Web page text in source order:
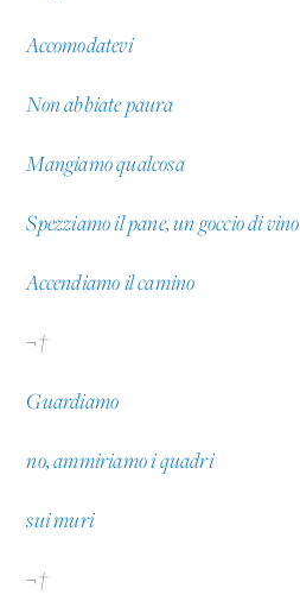
Accomodatevi
Non abbiate paura
Mangiamo qualcosa
Spezziamo il pane, un goccio di vino
Accendiamo il camino
¬†
Guardiamo
no, ammiriamo i quadri
sui muri
¬†